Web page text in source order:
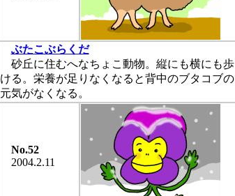
ぶたこぶらくだ
砂丘に住むへなちょこ動物。縦にも横にも歩
ける。栄養が足りなくなると背中のブタコブの
元気がなくなる。
No.52
2004.2.11